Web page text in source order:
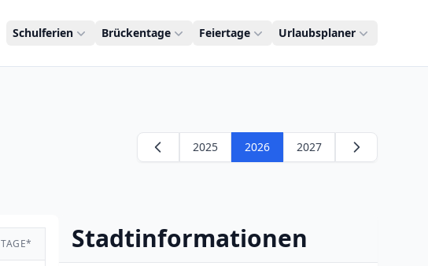
Schulferien Brückentage Feiertage Urlaubsplaner
2025 2026 2027
TAGE* Stadtinformationen